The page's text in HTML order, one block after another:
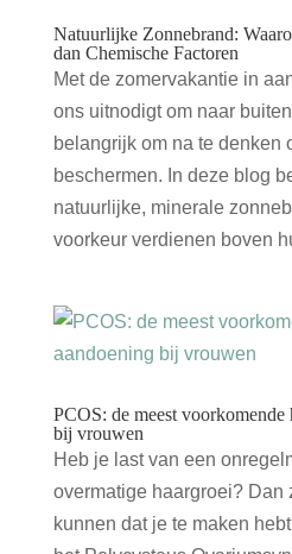
Natuurlijke Zonnebrand:
dan Chemische Factoren
Met de zomervakantie in
ons uitnodigt om naar
belangrijk om na te denken
beschermen. In deze blog
natuurlijke, minerale
voorkeur verdienen boven
PCOS: de meest voorkomende
bij vrouwen
Heb je last van een
overmatige haargroei? Dan
kunnen dat je te maken